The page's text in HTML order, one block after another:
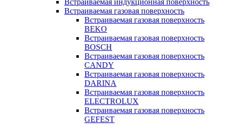
Встраиваемая индукционная поверхность
Встраиваемая газовая поверхность
Встраиваемая газовая поверхность
BEKO
Встраиваемая газовая поверхность
BOSCH
Встраиваемая газовая поверхность
CANDY
Встраиваемая газовая поверхность
DARINA
Встраиваемая газовая поверхность
ELECTROLUX
Встраиваемая газовая поверхность
GEFEST